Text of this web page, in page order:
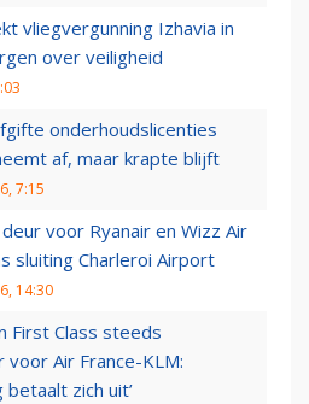
vliegvergunning Izhavia in
over veiligheid
onderhoudslicenties
af, maar krapte blijft
7:15
voor Ryanair en Wizz Air
sluiting Charleroi Airport
14:30
First Class steeds
voor Air France-KLM:
betaalt zich uit’